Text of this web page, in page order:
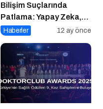
Bilişim Suçlarında
Patlama: Yapay Zeka,
Sahte Siteler ve Dijital
Haberler 12 ay önce